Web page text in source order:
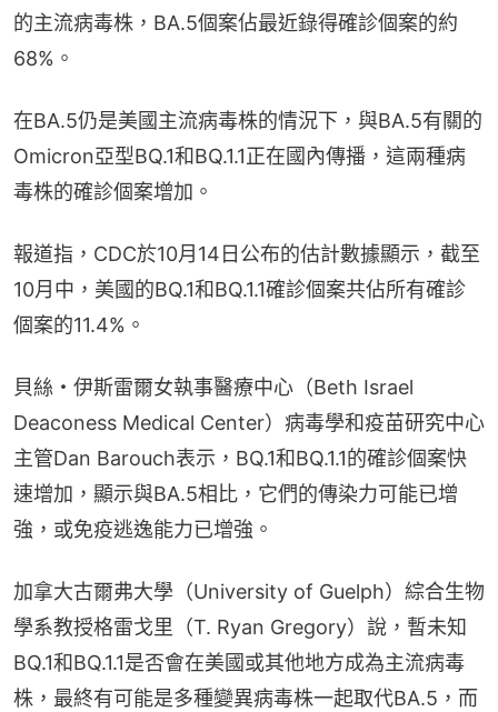
的主流病毒株，BA.5個案佔最近錄得確診個案的約
68%。
在BA.5仍是美國主流病毒株的情況下，與BA.5有關的
Omicron亞型BQ.1和BQ.1.1正在國內傳播，這兩種病
毒株的確診個案增加。
報道指，CDC於10月14日公布的估計數據顯示，截至
10月中，美國的BQ.1和BQ.1.1確診個案共佔所有確診
個案的11.4%。
貝絲・伊斯雷爾女執事醫療中心（Beth Israel
Deaconess Medical Center）病毒學和疫苗研究中心
主管Dan Barouch表示，BQ.1和BQ.1.1的確診個案快
速增加，顯示與BA.5相比，它們的傳染力可能已增
強，或免疫逃逸能力已增強。
加拿大古爾弗大學（University of Guelph）綜合生物
學系教授格雷戈里（T. Ryan Gregory）說，暫未知
BQ.1和BQ.1.1是否會在美國或其他地方成為主流病毒
株，最終有可能是多種變異病毒株一起取代BA.5，而